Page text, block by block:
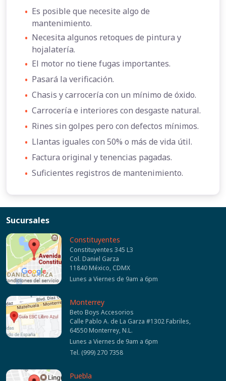
• Es posible que necesite algo de
mantenimiento.
• Necesita algunos retoques de pintura y
hojalatería.
• El motor no tiene fugas importantes.
• Pasará la verificación.
• Chasis y carrocería con un mínimo de óxido.
• Carrocería e interiores con desgaste natural.
• Rines sin golpes pero con defectos mínimos.
• Llantas iguales con 50% o más de vida útil.
• Factura original y tenencias pagadas.
• Suficientes registros de mantenimiento.
Sucursales
Constituyentes
Constituyentes 345 L3
Col. Daniel Garza
11840 México, CDMX
Lunes a Viernes de 9am a 6pm
Monterrey
Beto Boys Accesorios
Calle Pablo A. de La Garza #1302 Fabriles,
64550 Monterrey, N.L.
Lunes a Viernes de 9am a 6pm
Tel. (999) 270 7358
Puebla